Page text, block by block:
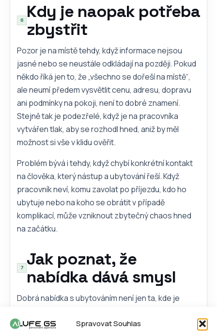
Spravovat Souhlas
Kdy je naopak potřeba
zbystřit
Pozor je na místě tehdy, když informace nejsou
jasné nebo se neustále odkládají na později. Pokud
někdo říká jen to, že „všechno se dořeší na místě“,
ale neumí předem vysvětlit cenu, adresu, dopravu
ani podmínky na pokoji, není to dobré znamení.
Stejně tak je podezřelé, když je na pracovníka
vytvářen tlak, aby se rozhodl hned, aniž by měl
možnost si vše v klidu ověřit.
Problém bývá i tehdy, když chybí konkrétní kontakt
na člověka, který nástup a ubytování řeší. Když
pracovník neví, komu zavolat po příjezdu, kdo ho
ubytuje nebo na koho se obrátit v případě
komplikací, může vzniknout zbytečný chaos hned
na začátku.
Jak poznat, že
nabídka dává smysl
Dobrá nabídka s ubytováním není jen ta, kde je
v běžném životě. Člověk by měl ještě před odjezdem